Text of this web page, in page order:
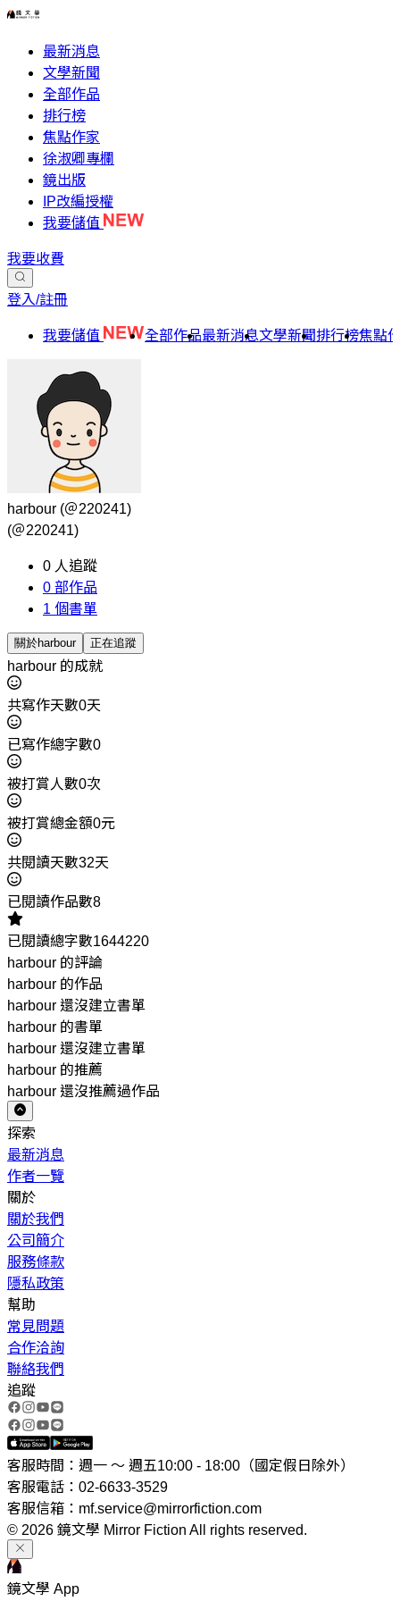
最新消息
文學新聞
全部作品
排行榜
焦點作家
徐淑卿專欄
鏡出版
IP改編授權
我要儲值
我要收費
登入/註冊
我要儲值 全部作品最新消息文學新聞排行榜焦點
harbour (＠220241)
(＠220241)
0 人追蹤
0 部作品
1 個書單
關於harbour 正在追蹤
harbour 的成就
共寫作天數0天
已寫作總字數0
被打賞人數0次
被打賞總金額0元
共閱讀天數32天
已閱讀作品數8
已閱讀總字數1644220
harbour 的評論
harbour 的作品
harbour 還沒建立書單
harbour 的書單
harbour 還沒建立書單
harbour 的推薦
harbour 還沒推薦過作品
探索
最新消息
作者一覽
關於
關於我們
公司簡介
服務條款
隱私政策
幫助
常見問題
合作洽詢
聯絡我們
追蹤
客服時間：週一 ～ 週五10:00 - 18:00（國定假日除外）
客服電話：02-6633-3529
客服信箱：mf.service@mirrorfiction.com
© 2026 鏡文學 Mirror Fiction All rights reserved.
鏡文學 App